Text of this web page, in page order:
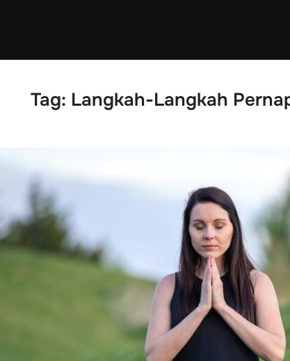
Tag: Langkah-Langkah